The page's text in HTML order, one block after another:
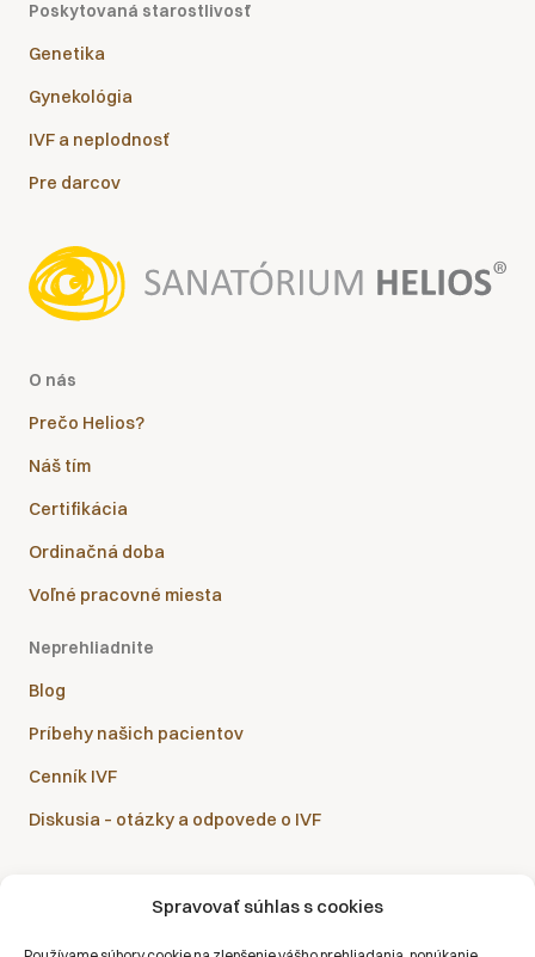
Spravovať súhlas s cookies
Poskytovaná starostlivosť
Genetika
Gynekológia
IVF a neplodnosť
Pre darcov
O nás
Prečo Helios?
Náš tím
Certifikácia
Ordinačná doba
Voľné pracovné miesta
Neprehliadnite
Blog
Príbehy našich pacientov
Cenník IVF
Diskusia – otázky a odpovede o IVF
Sanatórium Helios je partnerom všetkých zdravotných